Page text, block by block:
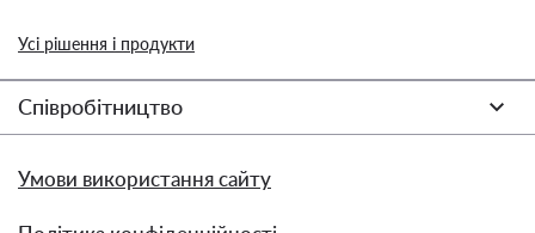
Усі рішення і продукти
Співробітництво
Умови використання сайту